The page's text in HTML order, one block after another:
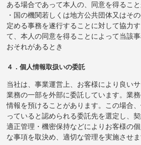
ある場合であって本人の、同意を得るこ
・国の機関若しくは地方公共団体又はそ
定める事務を遂行することに対して協力
て、本人の同意を得ることによって当該
おそれがあるとき
４．個人情報取扱いの委託
当社は、事業運営上、お客様により良い
業務の一部を外部に委託しています。業
情報を預けることがあります。この場合
っていると認められる委託先を選定し、
適正管理・機密保持などによりお客様の
な事項を取決め、適切な管理を実施させま